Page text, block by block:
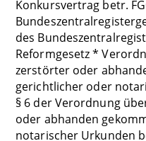
Konkursvertrag betr.
des
Reformgesetz *
zerstörter oder
gerichtlicher oder
§ 6 der Verordnung
oder abhanden
notarischer Urkunden